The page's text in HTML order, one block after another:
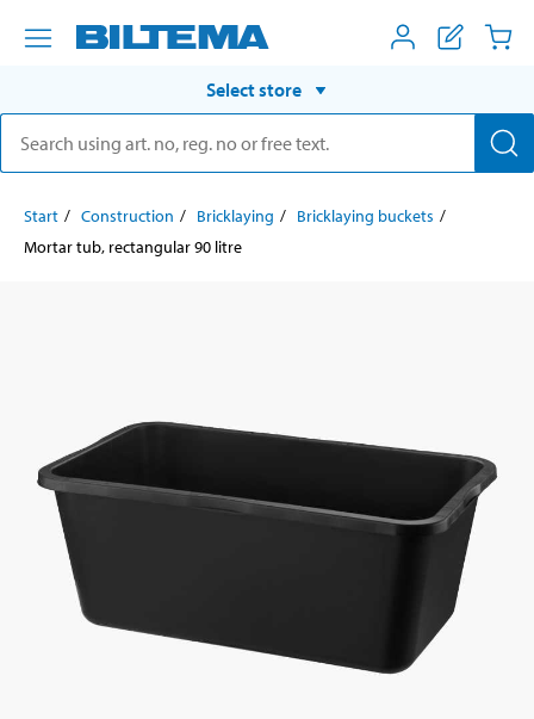
Select store
Start Construction Bricklaying
Bricklaying buckets
Mortar tub, rectangular 90 litre